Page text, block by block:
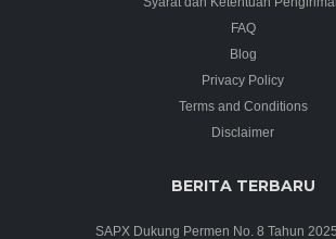
FAQ
Blog
Privacy Policy
Terms and Conditions
Disclaimer
BERITA TERBARU
SAPX Dukung Permen No. 8 Tahun